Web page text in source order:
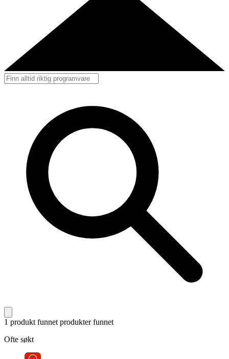
1 produkt funnet produkter funnet
Ofte søkt